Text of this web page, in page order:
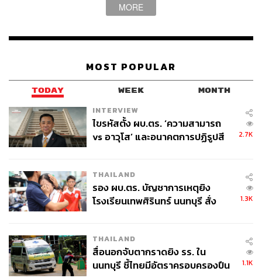
ปีที่แล้วมีการเปิดเผยว่าพลเมืองจีนเดินทางออกมาเที่ยวนอก
ไม่ต่ำกว่า 9.5 ล้านคน
สะท้อนให้เห็นว่ารายได้จากนักท่องเที่ยวจีนคือหนึ่งในเม็ดเงิน
ว่าชาวจีนมีพฤติกรรมไม่ชอบพกเงินสด แต่ชอบทำธุรกรรม
ผ่าน e-Wallet ร้านค้าหลายๆ แห่งจึงผุดไอเดียนำเสนอช่อง
ทางรับเงินรูปแบบนี้เหมือนๆ กัน
ส่วน Alipay เองก็มีความพยายามขยายขอบเขตการบริการ
ให้ซัพพอร์ตคนจีนทั่วโลกอยู่แล้ว เมื่อความต้องการของผู้ให้
บริการฝั่งร้านค้าไทยและจีนเดินมาบรรจบกัน ผลลัพธ์ที่เกิด
ขึ้นคือแพลตฟอร์มชำระเงิน Alipay ที่แพร่หลายในไทย
ถ้าจะพูดถึงจุดเริ่มต้นของ Alipay ในประเทศไทยจริงๆ คงต้อง
ย้อนกลับไปเมื่อประมาณ 3 ปีที่แล้ว ที่ร้านค้าปลอดภาษี ‘คิง
เพาเวอร์ (King Power)’ เป็นผู้ประกอบการรายแรกที่ติดต่อ
MORE
MOST POPULAR
TODAY WEEK MONTH
INTERVIEW
ไขรหัสตั้ง ผบ.ตร. ‘ความสามารถ
vs อาวุโส’ และอนาคตการปฏิรูปสี
2.7K
THAILAND
รอง ผบ.ตร. บัญชาการเหตุยิง
โรงเรียนเทพศิรินทร์ นนทบุรี สั่ง
1.3K
THAILAND
สื่อนอกจับตากราดยิง รร. ใน
นนทบุรี ชี้ไทยมีอัตราครอบครองปืน
1.1K